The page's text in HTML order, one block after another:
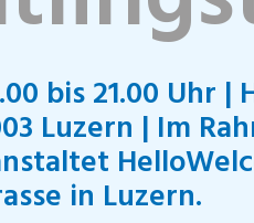
bis 21.00 Uhr |
Luzern | Im
in Luzern.